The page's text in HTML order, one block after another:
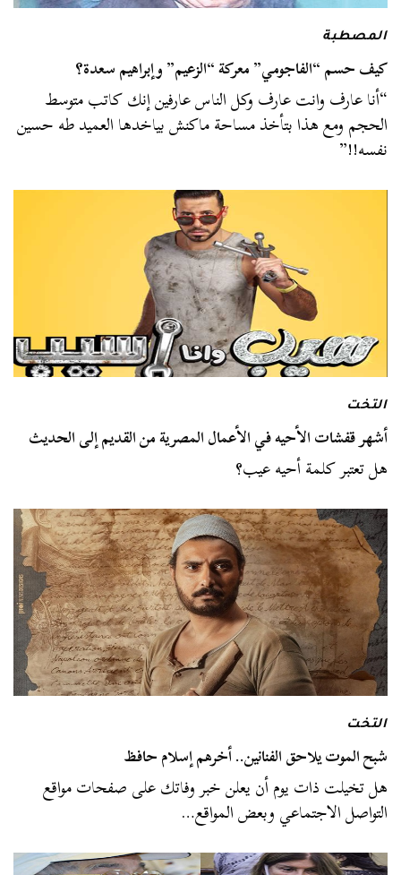
المصطبة
كيف حسم “الفاجومي” معركة “الزعيم” وإبراهيم سعدة؟
“أنا عارف وانت عارف وكل الناس عارفين إنك كاتب متوسط
الحجم ومع هذا بتأخذ مساحة ماكنش بياخدها العميد طه حسين
نفسه!!”
التخت
أشهر قفشات الأحيه في الأعمال المصرية من القديم إلى الحديث
هل تعتبر كلمة أحيه عيب؟
التخت
شبح الموت يلاحق الفنانين.. أخرهم إسلام حافظ
هل تخيلت ذات يوم أن يعلن خبر وفاتك على صفحات مواقع
التواصل الاجتماعي وبعض المواقع…